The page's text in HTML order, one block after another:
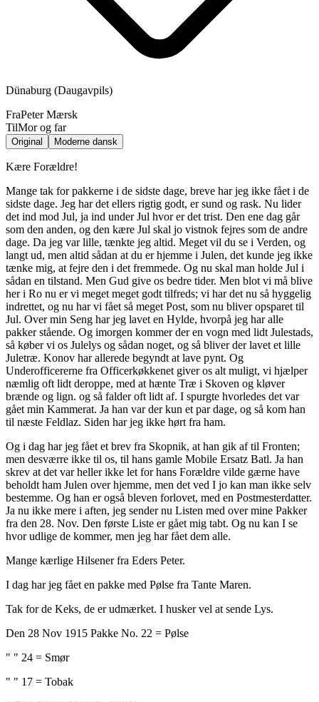
Dünaburg (Daugavpils)
FraPeter Mærsk
TilMor og far
Original Moderne dansk
Kære Forældre!
Mange tak for pakkerne i de sidste dage, breve har jeg ikke fået i de
sidste dage. Jeg har det ellers rigtig godt, er sund og rask. Nu lider
det ind mod Jul, ja ind under Jul hvor er det trist. Den ene dag går
som den anden, og den kære Jul skal jo vistnok fejres som de andre
dage. Da jeg var lille, tænkte jeg altid. Meget vil du se i Verden, og
langt ud, men altid sådan at du er hjemme i Julen, det kunde jeg ikke
tænke mig, at fejre den i det fremmede. Og nu skal man holde Jul i
sådan en tilstand. Men Gud give os bedre tider. Men blot vi må blive
her i Ro nu er vi meget meget godt tilfreds; vi har det nu så hyggelig
indrettet, og nu har vi fået så meget Post, som nu bliver opsparet til
Jul. Over min Seng har jeg lavet en Hylde, hvorpå jeg har alle
pakker stående. Og imorgen kommer der en vogn med lidt Julestads,
så køber vi os Julelys og sådan noget, og så bliver der lavet et lille
Juletræ. Konov har allerede begyndt at lave pynt. Og
Underofficererne fra Officerkøkkenet giver os alt muligt, vi hjælper
næmlig oft lidt deroppe, med at hænte Træ i Skoven og kløver
brænde og lign. og så falder oft lidt af. I spurgte hvorledes det var
gået min Kammerat. Ja han var der kun et par dage, og så kom han
til næste Feldlaz. Siden har jeg ikke hørt fra ham.
Og i dag har jeg fået et brev fra Skopnik, at han gik af til Fronten;
men desværre ikke til os, til hans gamle Mobile Ersatz Batl. Ja han
skrev at det var heller ikke let for hans Forældre vilde gærne have
beholdt ham Julen over hjemme, men det ved I jo kan man ikke selv
bestemme. Og han er også bleven forlovet, med en Postmesterdatter.
Ja nu ikke mere i aften, jeg sender nu Listen med over mine Pakker
fra den 28. Nov. Den første Liste er gået mig tabt. Og nu kan I se
hvor udlige de kommer, men jeg har fået dem alle.
Mange kærlige Hilsener fra Eders Peter.
I dag har jeg fået en pakke med Pølse fra Tante Maren.
Tak for de Keks, de er udmærket. I husker vel at sende Lys.
Den 28 Nov 1915 Pakke No. 22 = Pølse
" " 24 = Smør
" " 17 = Tobak